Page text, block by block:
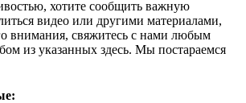
хотите сообщить важную
видео или другими материалами,
внимания, свяжитесь с нами любым
из указанных здесь. Мы постараемся